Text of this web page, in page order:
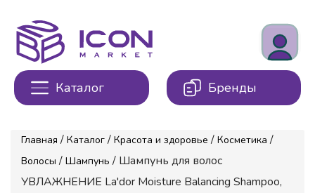
Каталог Бренды
Главная / Каталог / Красота и здоровье / Косметика /
Волосы / Шампунь / Шампунь для волос
УВЛАЖНЕНИЕ La'dor Moisture Balancing Shampoo,